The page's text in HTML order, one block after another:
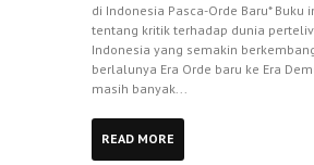
di Indonesia Pasca-Orde Baru* Buku
tentang kritik terhadap dunia
Indonesia yang semakin
berlalunya Era Orde baru ke Era
masih banyak...
READ MORE